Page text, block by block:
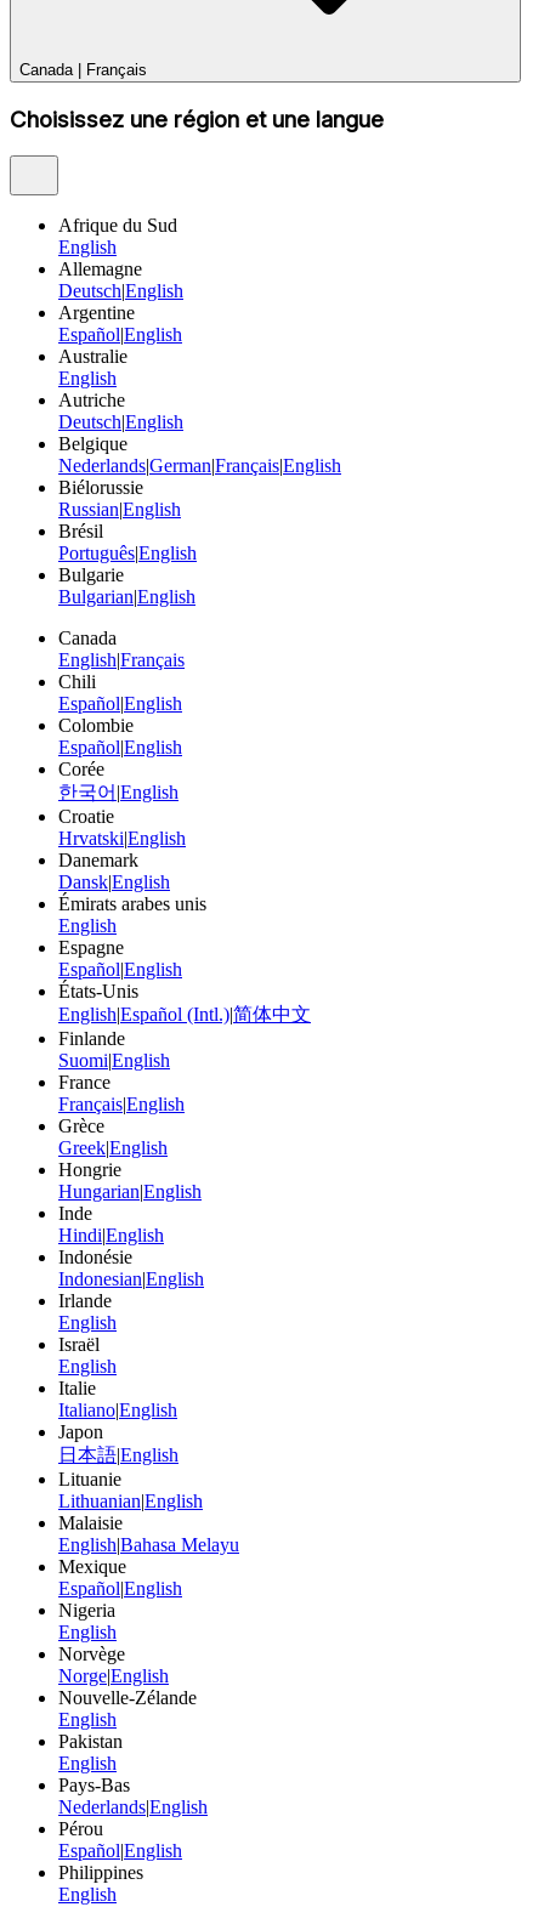
Canada| Français
Choisissez une région et une langue
Afrique du Sud
English
Allemagne
DeutschEnglish
Argentine
EspañolEnglish
Australie
English
Autriche
DeutschEnglish
Belgique
NederlandsGermanFrançaisEnglish
Biélorussie
RussianEnglish
Brésil
PortuguêsEnglish
Bulgarie
BulgarianEnglish
Canada
EnglishFrançais
Chili
EspañolEnglish
Colombie
EspañolEnglish
Corée
한국어 English
Croatie
HrvatskiEnglish
Danemark
DanskEnglish
Émirats arabes unis
English
Espagne
EspañolEnglish
États-Unis
EnglishEspañol (Intl.)简体中文
Finlande
SuomiEnglish
France
FrançaisEnglish
Grèce
GreekEnglish
Hongrie
HungarianEnglish
Inde
HindiEnglish
Indonésie
IndonesianEnglish
Irlande
English
Israël
English
Italie
ItalianoEnglish
Japon
日本語English
Lituanie
LithuanianEnglish
Malaisie
EnglishBahasa Melayu
Mexique
EspañolEnglish
Nigeria
English
Norvège
NorgeEnglish
Nouvelle-Zélande
English
Pakistan
English
Pays-Bas
NederlandsEnglish
Pérou
EspañolEnglish
Philippines
English